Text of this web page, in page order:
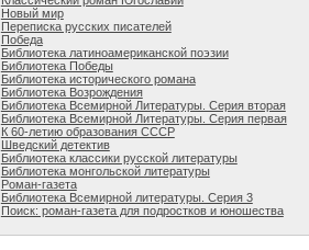
Новый мир
Переписка русских писателей
Победа
Библиотека латиноамериканской поэзии
Библиотека Победы
Библиотека исторического романа
Библиотека Возрождения
Библиотека Всемирной Литературы. Серия вторая
Библиотека Всемирной Литературы. Серия первая
К 60-летию образования СССР
Шведский детектив
Библиотека классики русской литературы
Библиотека монгольской литературы
Роман-газета
Библиотека Всемирной литературы. Серия 3
Поиск: роман-газета для подростков и юношества